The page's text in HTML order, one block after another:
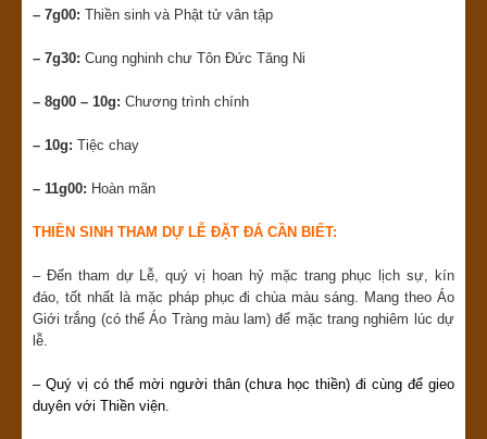
– 7g00: Thiền sinh và Phật tử vân tập
– 7g30: Cung nghinh chư Tôn Đức Tăng Ni
– 8g00 – 10g: Chương trình chính
– 10g: Tiệc chay
– 11g00: Hoàn mãn
THIỀN SINH THAM DỰ LỄ ĐẶT ĐÁ CẦN BIẾT:
– Đến tham dự Lễ, quý vị hoan hỷ mặc trang phục lịch sự, kín
đáo, tốt nhất là mặc pháp phục đi chùa màu sáng. Mang theo Áo
Giới trắng (có thể Áo Tràng màu lam) để mặc trang nghiêm lúc dự
lễ.
– Quý vị có thể mời người thân (chưa học thiền) đi cùng để gieo
duyên với Thiền viện.